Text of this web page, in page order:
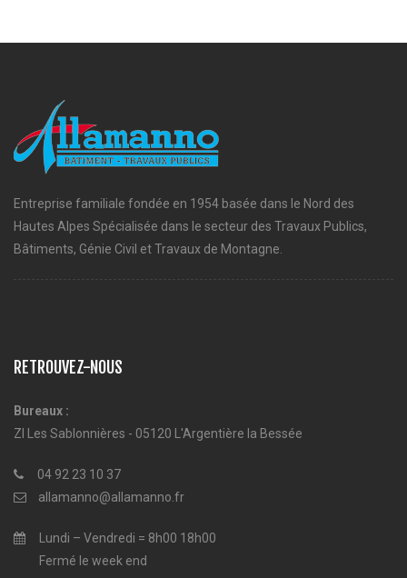
Entreprise familiale fondée en 1954 basée dans le Nord des
Hautes Alpes Spécialisée dans le secteur des Travaux Publics,
Bâtiments, Génie Civil et Travaux de Montagne.
RETROUVEZ-NOUS
Bureaux :
ZI Les Sablonnières - 05120 L'Argentière la Bessée
04 92 23 10 37
allamanno@allamanno.fr
Lundi – Vendredi = 8h00 18h00
Fermé le week end